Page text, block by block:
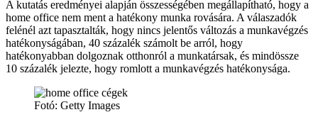
A kutatás eredményei alapján összességében megállapítható, hogy a
home office nem ment a hatékony munka rovására. A válaszadók
felénél azt tapasztalták, hogy nincs jelentős változás a munkavégzés
hatékonyságában, 40 százalék számolt be arról, hogy
hatékonyabban dolgoznak otthonról a munkatársak, és mindössze
10 százalék jelezte, hogy romlott a munkavégzés hatékonysága.
Fotó: Getty Images